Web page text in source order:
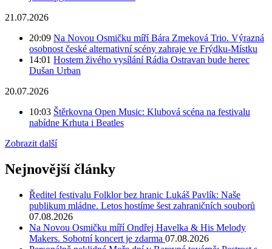
21.07.2026
20:09 Na Novou Osmičku míří Bára Zmeková Trio. Výrazná
osobnost české alternativní scény zahraje ve Frýdku-Místku
14:01 Hostem živého vysílání Rádia Ostravan bude herec
Dušan Urban
20.07.2026
10:03 Štěrkovna Open Music: Klubová scéna na festivalu
nabídne Krhuta i Beatles
Zobrazit další
Nejnovější články
Ředitel festivalu Folklor bez hranic Lukáš Pavlík: Naše
publikum mládne. Letos hostíme šest zahraničních souborů
07.08.2026
Na Novou Osmičku míří Ondřej Havelka & His Melody
Makers. Sobotní koncert je zdarma 07.08.2026